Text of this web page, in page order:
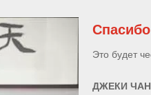
Это будет
ДЖЕКИ ЧАН